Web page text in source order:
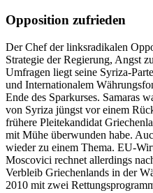
Opposition zufrieden
Der Chef der linksradikalen
Strategie der Regierung, Angst
Umfragen liegt seine Syriza-
und Internationalem
Ende des Sparkurses. Samaras
von Syriza jüngst vor einem
frühere Pleitekandidat
mit Mühe überwunden habe.
wieder zu einem Thema. EU-
Moscovici rechnet allerdings
Verbleib Griechenlands in der
2010 mit zwei